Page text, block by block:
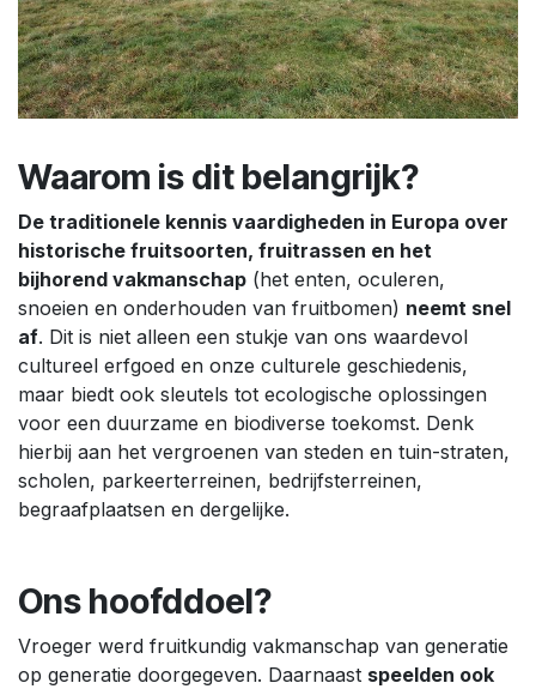
Waarom is dit belangrijk?
De traditionele kennis vaardigheden in Europa over
historische fruitsoorten, fruitrassen en het
bijhorend vakmanschap (het enten, oculeren,
snoeien en onderhouden van fruitbomen) neemt snel
af. Dit is niet alleen een stukje van ons waardevol
cultureel erfgoed en onze culturele geschiedenis,
maar biedt ook sleutels tot ecologische oplossingen
voor een duurzame en biodiverse toekomst. Denk
hierbij aan het vergroenen van steden en tuin-straten,
scholen, parkeerterreinen, bedrijfsterreinen,
begraafplaatsen en dergelijke.
Ons hoofddoel?
Vroeger werd fruitkundig vakmanschap van generatie
op generatie doorgegeven. Daarnaast speelden ook